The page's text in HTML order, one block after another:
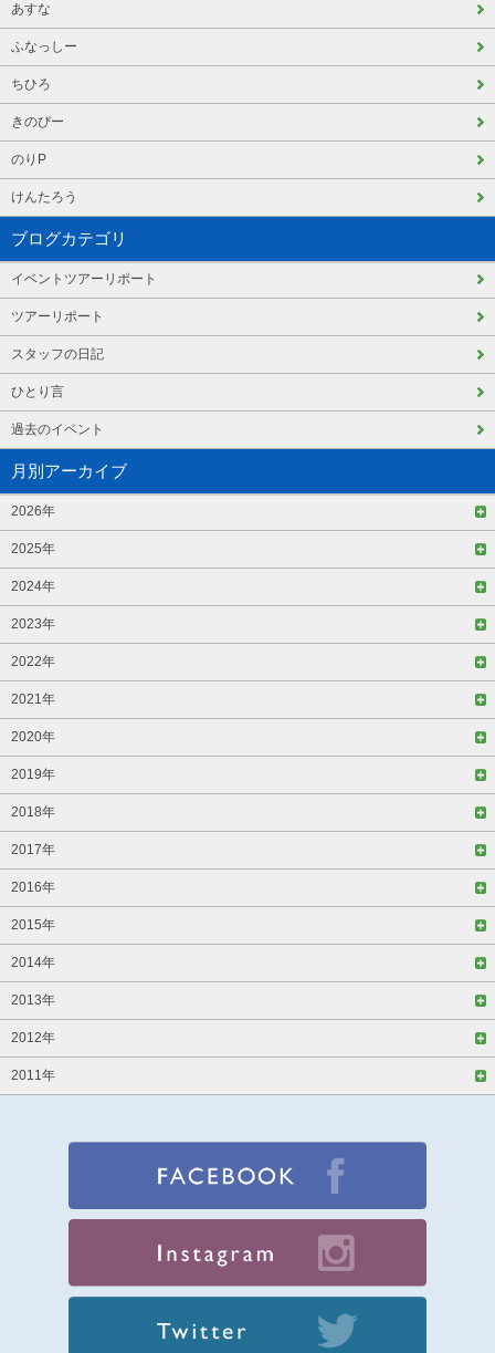
あすな
ふなっしー
ちひろ
きのぴー
のりP
けんたろう
ブログカテゴリ
イベントツアーリポート
ツアーリポート
スタッフの日記
ひとり言
過去のイベント
月別アーカイブ
2026年
2025年
2024年
2023年
2022年
2021年
2020年
2019年
2018年
2017年
2016年
2015年
2014年
2013年
2012年
2011年